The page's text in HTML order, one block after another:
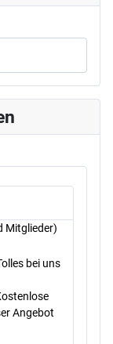
Mitglieder)
bei uns
Angebot